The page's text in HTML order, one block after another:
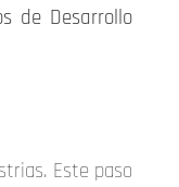
de Desarrollo
Este paso